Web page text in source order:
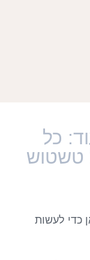
כל
טשטוש
כדי לעשות